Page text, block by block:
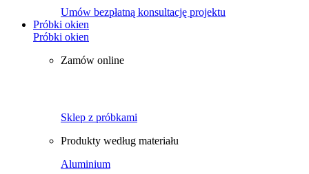
Umów bezpłatną konsultację projektu
Próbki okien
Próbki okien
Zamów online
Sklep z próbkami
Produkty według materiału
Aluminium